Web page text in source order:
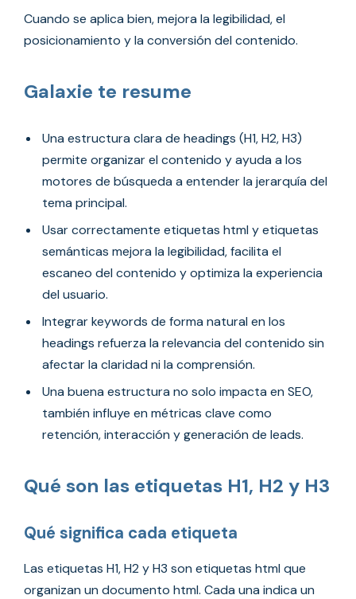
Cuando se aplica bien, mejora la legibilidad, el
posicionamiento y la conversión del contenido.
Galaxie te resume
Una estructura clara de headings (H1, H2, H3)
permite organizar el contenido y ayuda a los
motores de búsqueda a entender la jerarquía del
tema principal.
Usar correctamente etiquetas html y etiquetas
semánticas mejora la legibilidad, facilita el
escaneo del contenido y optimiza la experiencia
del usuario.
Integrar keywords de forma natural en los
headings refuerza la relevancia del contenido sin
afectar la claridad ni la comprensión.
Una buena estructura no solo impacta en SEO,
también influye en métricas clave como
retención, interacción y generación de leads.
Qué son las etiquetas H1, H2 y H3
Qué significa cada etiqueta
Las etiquetas H1, H2 y H3 son etiquetas html que
organizan un documento html. Cada una indica un